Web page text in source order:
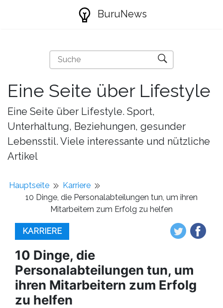
BuruNews
Eine Seite über Lifestyle
Eine Seite über Lifestyle. Sport,
Unterhaltung, Beziehungen, gesunder
Lebensstil. Viele interessante und nützliche
Artikel
Hauptseite
Karriere
10 Dinge, die Personalabteilungen tun, um ihren
Mitarbeitern zum Erfolg zu helfen
KARRIERE
10 Dinge, die
Personalabteilungen tun, um
ihren Mitarbeitern zum Erfolg
zu helfen